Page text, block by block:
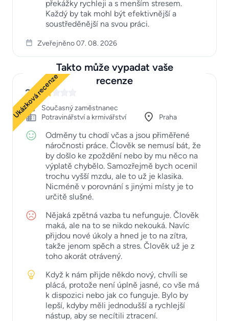
překážky rychleji a s menším stresem.
Každý by tak mohl být efektivnější a
soustředěnější na svou práci.
Zveřejněno 07. 08. 2026
Takto může vypadat vaše
recenze
Ukázková recenze
2
Současný zaměstnanec
Potravinářství a krmivářství
Praha
Odměny tu chodí včas a jsou přiměřené
náročnosti práce. Člověk se nemusí bát, že
by došlo ke zpoždění nebo by mu něco na
výplatě chybělo. Samozřejmě bych ocenil
trochu vyšší mzdu, ale to už je klasika.
Nicméně v porovnání s jinými místy je to
určitě slušné.
Nějaká zpětná vazba tu nefunguje. Člověk
maká, ale na to se nikdo nekouká. Navíc
přijdou nové úkoly a hned je to na zítra,
takže jenom spěch a stres. Člověk už je z
toho akorát otrávený.
Když k nám přijde někdo nový, chvíli se
plácá, protože není úplně jasné, co vše má
k dispozici nebo jak co funguje. Bylo by
lepší, kdyby měli jednodušší a rychlejší
nástup, aby se necítili ztracení.